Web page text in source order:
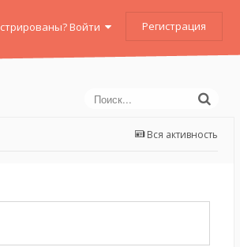
Войти Регистрация
Вся активность